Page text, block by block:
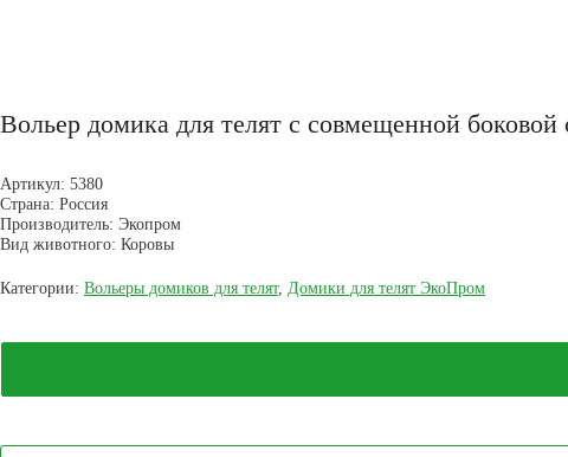
Вольер домика для телят с совмещенной
Артикул: 5380
Страна: Россия
Производитель: Экопром
Вид животного: Коровы
Категории: Вольеры домиков для телят, Домики для телят ЭкоПром